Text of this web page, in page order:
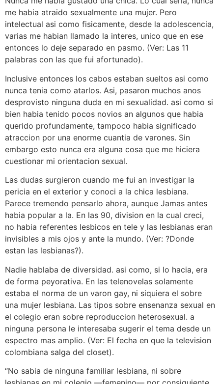
me habia atraido sexualmente una mujer. Pero
intelectual asi­ como fisicamente, desde la adolescencia,
varias me habian llamado la interes, unico que en ese
entonces lo deje separado en pasmo. (Ver: Las 11
palabras con las que fui afortunado).
Inclusive entonces los cabos estaban sueltos asi­ como
nunca tenia como atarlos. Asi, pasaron muchos anos
desprovisto ninguna duda en mi sexualidad. asi­ como si
bien habia tenido pocos novios an algunos que habia
querido profundamente, tampoco habia significado
atraccion por una enorme cuanti­a de varones. Sin
embargo esto nunca era alguna cosa que me hiciera
cuestionar mi orientacion sexual.
Las dudas surgieron cuando me fui an investigar la
pericia en el exterior y conoci a la chica lesbiana.
Parece tremendo pensarlo ahora, aunque Jamas antes
habia popular a la. En las 90, division en la cual creci,
no habia referentes lesbicos en tele y las lesbianas eran
invisibles a mis ojos y ante la mundo. (Ver: ?Donde
estan las lesbianas?).
Nadie hablaba de diversidad. asi­ como, si lo hacia, era
de forma peyorativa. En las telenovelas solamente
estaba el norma de un varon gay, ni siquiera el sobre
una mujer lesbiana. Las tipos sobre ensenanza sexual en
el colegio eran sobre reproduccion heterosexual. a
ninguna persona le interesaba sugerir el tema desde un
espectro mas amplio. (Ver: El fecha en que la television
colombiana salga del closet).
“No sabia de ninguna familiar lesbiana, ni sobre